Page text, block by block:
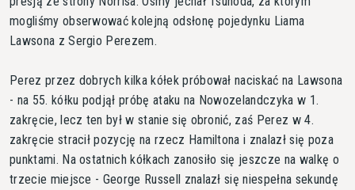
mogliśmy obserwować kolejną odsłonę pojedynku Liama
Lawsona z Sergio Perezem.
Perez przez dobrych kilka kółek próbował naciskać na Lawsona
- na 55. kółku podjął próbę ataku na Nowozelandczyka w 1.
zakręcie, lecz ten był w stanie się obronić, zaś Perez w 4.
zakręcie stracił pozycję na rzecz Hamiltona i znalazł się poza
punktami. Na ostatnich kółkach zanosiło się jeszcze na walkę o
trzecie miejsce - George Russell znalazł się niespełna sekundę